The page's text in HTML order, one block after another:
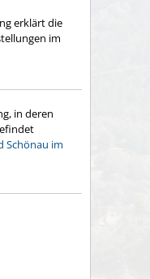
erklärt die
im
in deren
Schönau im